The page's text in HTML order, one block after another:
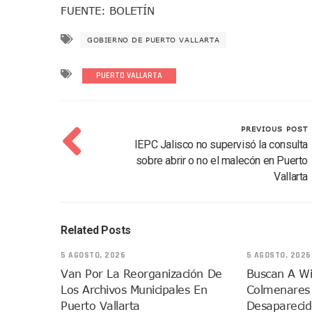
Huracán En Formación
Viajar A Puerto Vallarta
Buscan Reducir Riesgos
Adultos Mayores De Ixtapa
Mujeres Recorren Calles
FUENTE: BOLETÍN
GOBIERNO DE PUERTO VALLARTA
PUERTO VALLARTA
PREVIOUS POST
IEPC Jalisco no supervisó la consulta
sobre abrir o no el malecón en Puerto
Vallarta
Related Posts
5 AGOSTO, 2026
Van Por La Reorganización De
Los Archivos Municipales En
Puerto Vallarta
5 AGOSTO, 2026
Buscan A